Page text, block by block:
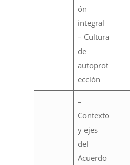
ón
integral
– Cultura
de
autoprot
ección
–
Contexto
y ejes
del
Acuerdo